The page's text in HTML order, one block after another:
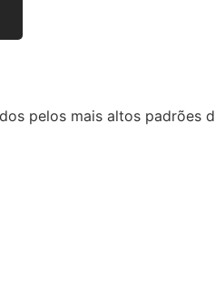
pelos mais altos